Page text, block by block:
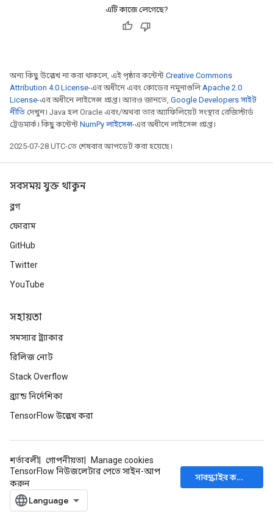
এটি কাজে লেগেছে?
অন্য কিছু উল্লেখ না করা থাকলে, এই পৃষ্ঠার কন্টেন্ট Creative Commons
Attribution 4.0 License-এর অধীনে এবং কোডের নমুনাগুলিApache 2.0
License-এর অধীনে লাইসেন্স প্রাপ্ত। আরও জানতে, Google Developers সাইট
নীতি দেখুন। Java হল Oracle এবং/অথবা তার অ্যাফিলিয়েট সংস্থার রেজিস্টার্ড
ট্রেডমার্ক। কিছু কন্টেন্ট NumPy লাইসেন্স-এর অধীনে লাইসেন্স প্রাপ্ত।
2025-07-28 UTC-তে শেষবার আপডেট করা হয়েছে।
সবসময় যুক্ত থাকুন
ব্লগ
ফোরাম
GitHub
Twitter
YouTube
সহায়তা
সমস্যার ট্র্যাকার
রিলিজ নোট
Stack Overflow
ব্র্যান্ড নির্দেশিকা
TensorFlow উল্লেখ করা
শর্তাবলী গোপনীয়তা
Manage cookies
TensorFlow নিউজলেটার পেতে সাইন-আপ
করুন
সাবস্ক্রাইব করুন